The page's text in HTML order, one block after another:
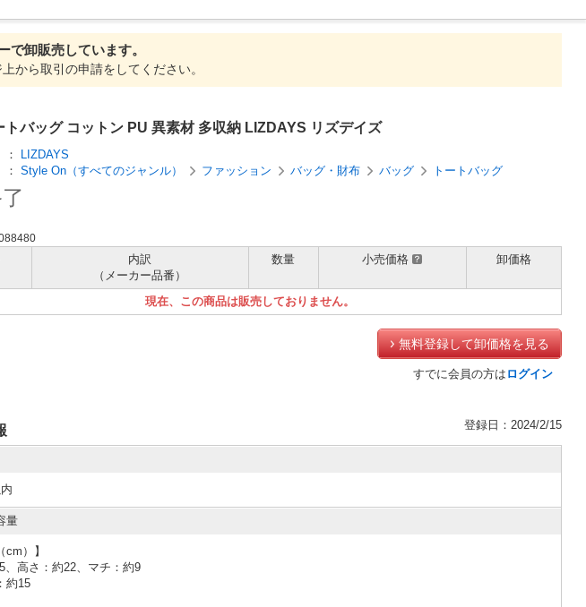
で卸販売しています。
から取引の申請をしてください。
トバッグ コットン PU 異素材 多収納 LIZDAYS リズデイズ
：
LIZDAYS
： Style On（すべてのジャンル） ファッション バッグ・財布 バッグ トートバッグ
内訳
（メーカー品番）
数量 小売価格 卸価格
現在、この商品は販売しておりません。
無料登録して卸価格を見る
すでに会員の方は ログイン
登録日：2024/2/15
量
cm）】
、高さ：約22、マチ：約9
約15